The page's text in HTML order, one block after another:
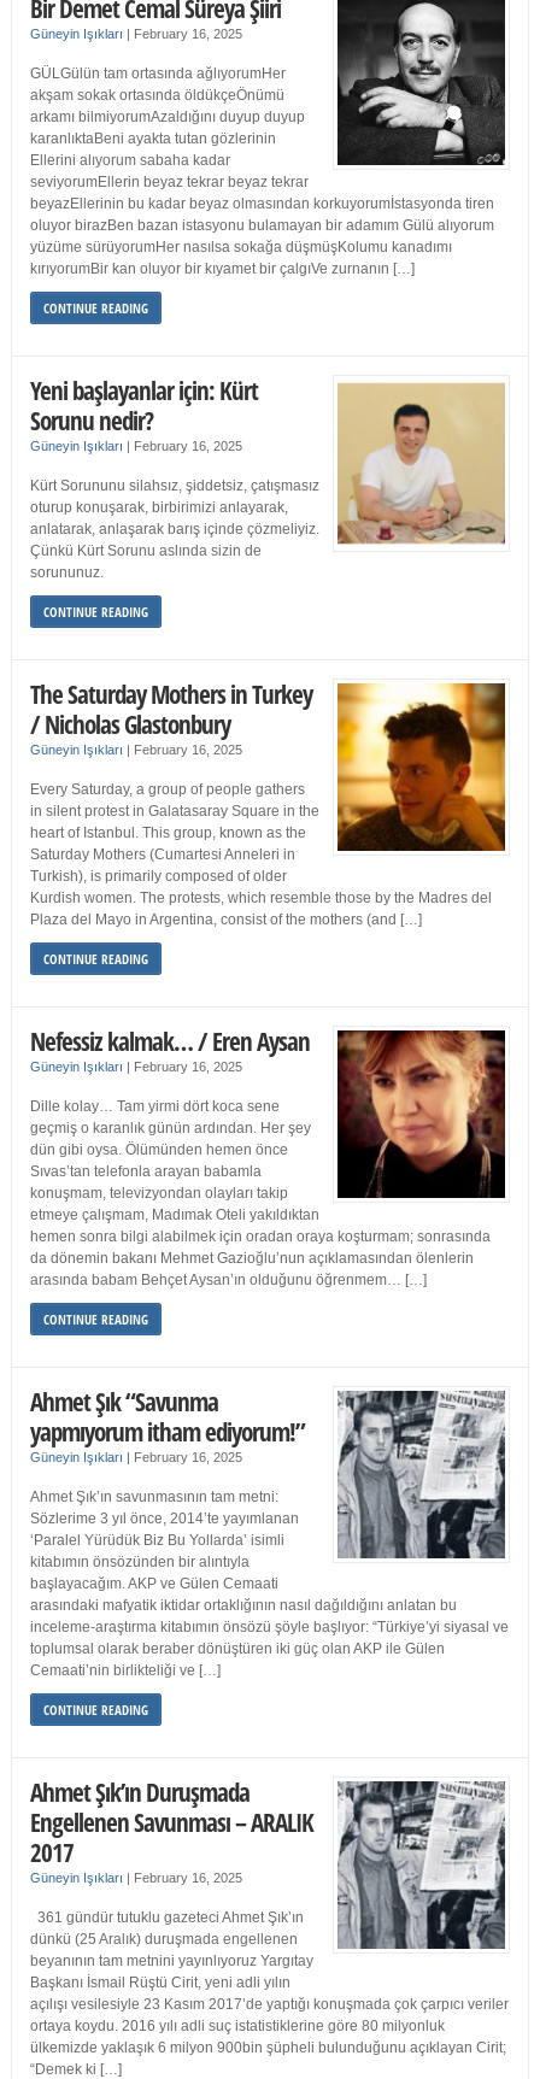
Bir Demet Cemal Süreya Şiiri
Güneyin Işıkları | February 16, 2025
GÜLGülün tam ortasında ağlıyorumHer
akşam sokak ortasında öldükçeÖnümü
arkamı bilmiyorumAzaldığını duyup duyup
karanlıktaBeni ayakta tutan gözlerinin
Ellerini alıyorum sabaha kadar
seviyorumEllerin beyaz tekrar beyaz tekrar
beyazEllerinin bu kadar beyaz olmasından korkuyorumİstasyonda tiren
oluyor birazBen bazan istasyonu bulamayan bir adamım Gülü alıyorum
yüzüme sürüyorumHer nasılsa sokağa düşmüşKolumu kanadımı
kırıyorumBir kan oluyor bir kıyamet bir çalgıVe zurnanın […]
CONTINUE READING
Yeni başlayanlar için: Kürt
Sorunu nedir?
Güneyin Işıkları | February 16, 2025
Kürt Sorununu silahsız, şiddetsiz, çatışmasız
oturup konuşarak, birbirimizi anlayarak,
anlatarak, anlaşarak barış içinde çözmeliyiz.
Çünkü Kürt Sorunu aslında sizin de
sorununuz.
CONTINUE READING
The Saturday Mothers in Turkey
/ Nicholas Glastonbury
Güneyin Işıkları | February 16, 2025
Every Saturday, a group of people gathers
in silent protest in Galatasaray Square in the
heart of Istanbul. This group, known as the
Saturday Mothers (Cumartesi Anneleri in
Turkish), is primarily composed of older
Kurdish women. The protests, which resemble those by the Madres del
Plaza del Mayo in Argentina, consist of the mothers (and […]
CONTINUE READING
Nefessiz kalmak… / Eren Aysan
Güneyin Işıkları | February 16, 2025
Dille kolay… Tam yirmi dört koca sene
geçmiş o karanlık günün ardından. Her şey
dün gibi oysa. Ölümünden hemen önce
Sıvas’tan telefonla arayan babamla
konuşmam, televizyondan olayları takip
etmeye çalışmam, Madımak Oteli yakıldıktan
hemen sonra bilgi alabilmek için oradan oraya koşturmam; sonrasında
da dönemin bakanı Mehmet Gazioğlu’nun açıklamasından ölenlerin
arasında babam Behçet Aysan’ın olduğunu öğrenmem… […]
CONTINUE READING
Ahmet Şık “Savunma
yapmıyorum itham ediyorum!”
Güneyin Işıkları | February 16, 2025
Ahmet Şık’ın savunmasının tam metni:
Sözlerime 3 yıl önce, 2014’te yayımlanan
‘Paralel Yürüdük Biz Bu Yollarda’ isimli
kitabımın önsözünden bir alıntıyla
başlayacağım. AKP ve Gülen Cemaati
arasındaki mafyatik iktidar ortaklığının nasıl dağıldığını anlatan bu
inceleme-araştırma kitabımın önsözü şöyle başlıyor: “Türkiye’yi siyasal ve
toplumsal olarak beraber dönüştüren iki güç olan AKP ile Gülen
Cemaati’nin birlikteliği ve […]
CONTINUE READING
Ahmet Şık’ın Duruşmada
Engellenen Savunması – ARALIK
2017
Güneyin Işıkları | February 16, 2025
361 gündür tutuklu gazeteci Ahmet Şık’ın
dünkü (25 Aralık) duruşmada engellenen
beyanının tam metnini yayınlıyoruz Yargıtay
Başkanı İsmail Rüştü Cirit, yeni adli yılın
açılışı vesilesiyle 23 Kasım 2017’de yaptığı konuşmada çok çarpıcı veriler
ortaya koydu. 2016 yılı adli suç istatistiklerine göre 80 milyonluk
ülkemizde yaklaşık 6 milyon 900bin şüpheli bulunduğunu açıklayan Cirit;
“Demek ki […]